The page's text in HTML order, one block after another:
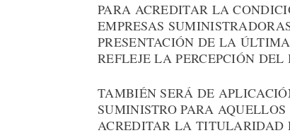
PARA ACREDITAR LA
EMPRESAS
PRESENTACIÓN DE LA
REFLEJE LA PERCEPCIÓN
TAMBIÉN SERÁ DE
SUMINISTRO PARA
ACREDITAR LA TITULARIDAD